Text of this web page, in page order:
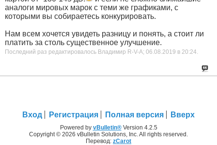
аналоги мировых марок с теми же графиками, с
которыми вы собираетесь конкурировать.
Нам всем хочется увидеть разницу и понять, а стоит ли
платить за столь существенное улучшение.
Последний раз редактировалось Владимир R-V-A; 06.08.2019 в 20:24
Вход Регистрация Полная версия Вверх
Powered by vBulletin®Version 4.2.5
Copyright © 2026 vBulletin Solutions, Inc. All rights reserved.
Перевод: zCarot